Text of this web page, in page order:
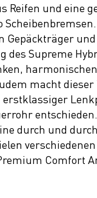
Reifen und eine
Supreme
macht
durch und
Comfort